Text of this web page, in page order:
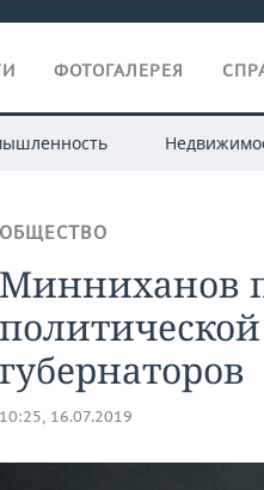
ФОТОГАЛЕРЕЯ
ОБЩЕСТВО
Минниханов
губернаторов
10:25, 16.07.2019